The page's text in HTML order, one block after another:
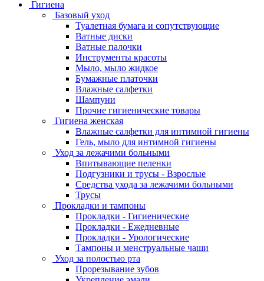
Гигиена
Базовый уход
Туалетная бумага и сопутствующие
Ватные диски
Ватные палочки
Инструменты красоты
Мыло, мыло жидкое
Бумажные платочки
Влажные салфетки
Шампуни
Прочие гигиенические товары
Гигиена женская
Влажные салфетки для интимной гигиены
Гель, мыло для интимной гигиены
Уход за лежачими больными
Впитывающие пеленки
Подгузники и трусы - Взрослые
Средства ухода за лежачими больными
Трусы
Прокладки и тампоны
Прокладки - Гигиенические
Прокладки - Ежедневные
Прокладки - Урологические
Тампоны и менструальные чаши
Уход за полостью рта
Прорезывание зубов